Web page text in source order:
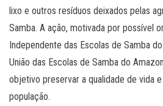
lixo e outros resíduos deixados pelas
Samba. A ação, motivada por possível
Independente das Escolas de Samba
União das Escolas de Samba do
objetivo preservar a qualidade de vida
população.